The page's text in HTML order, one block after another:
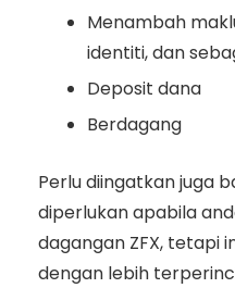
Menambah
identiti, dan
Deposit dana
Berdagang
Perlu diingatkan juga
diperlukan apabila
dagangan ZFX, tetapi
dengan lebih